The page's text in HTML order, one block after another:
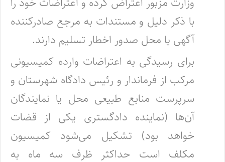
با ذکر دلیل و مستندات به مرجع‌ صادرکننده
آگهی یا محل صدور اخطار تسلیم دارند.
برای رسیدگی به اعتراضات وارده کمیسیونی
مرکب از فرماندار و رئیس دادگاه شهرستان و
سرپرست منابع طبیعی محل یا نمایندگان
آن‌ها (‌نماینده‌ دادگستری یکی از قضات
خواهد بود) تشکیل می‌شود کمیسیون
مکلف است حداکثر ظرف سه ماه به